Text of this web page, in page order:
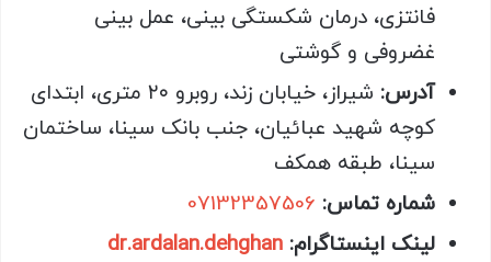
فانتزی، درمان شکستگی بینی، عمل بینی
غضروفی و گوشتی
آدرس:
شیراز، خیابان زند، روبرو ۲۰ متری، ابتدای
کوچه شهید عبائیان، جنب بانک سینا، ساختمان
سینا، طبقه همکف
شماره تماس:
07132357506
لینک اینستاگرام: